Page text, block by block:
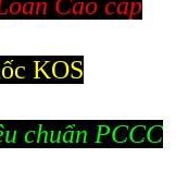
KOS
chuẩn PCCC